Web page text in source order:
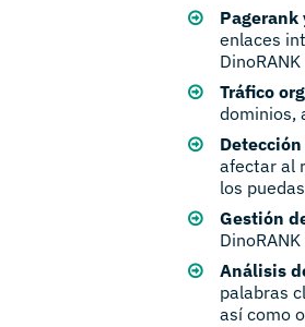
enlaces
Tráfico
dominios,
afectar al
los
Gestión
Análisis
palabras
así como